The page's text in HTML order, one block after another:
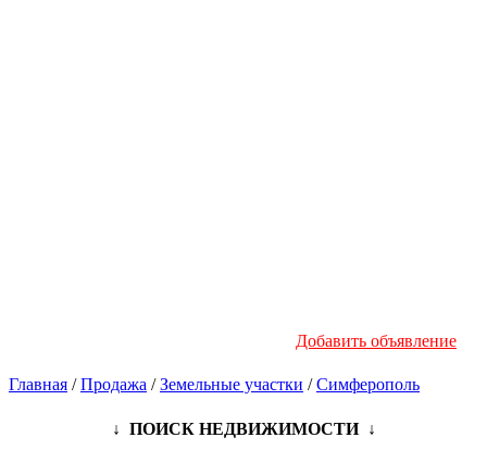
Добавить объявление
Главная /Продажа /Земельные участки /Симферополь
↓ ПОИСК НЕДВИЖИМОСТИ ↓